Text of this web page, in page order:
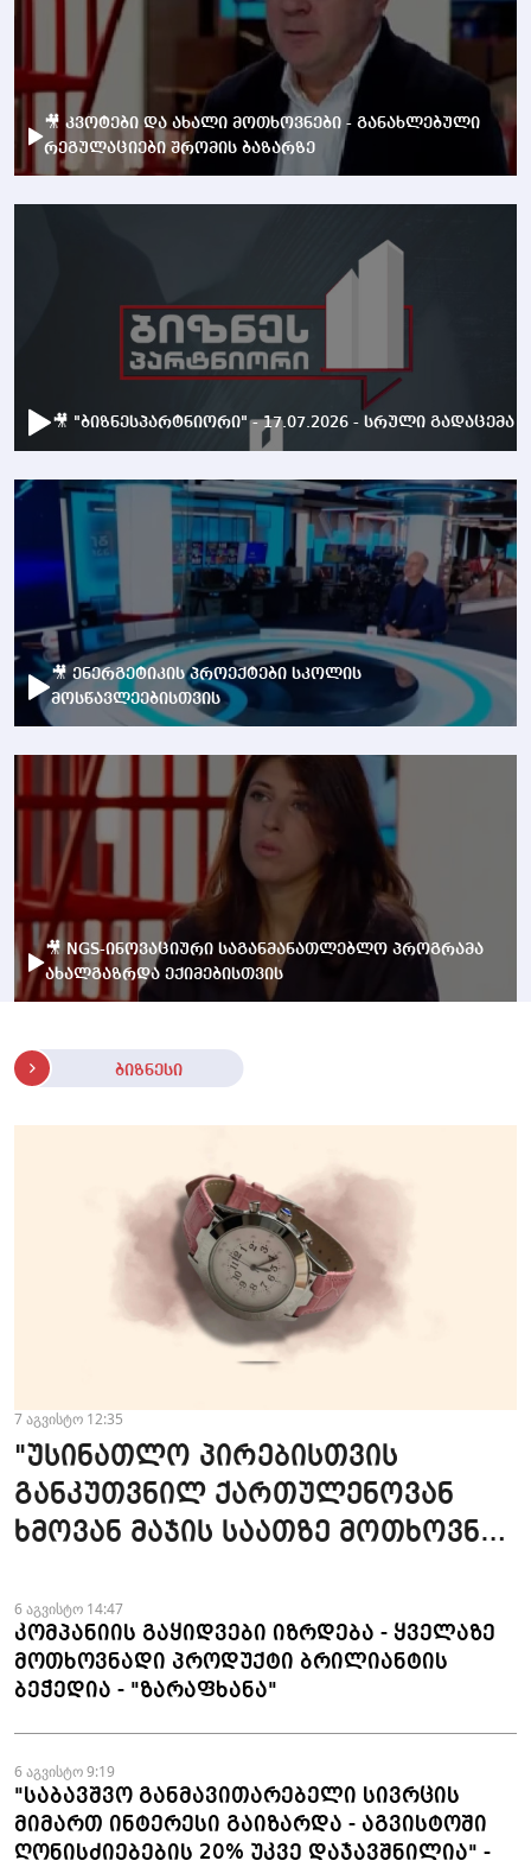
🎥 კვოტები და ახალი მოთხოვნები - განახლებული
რეგულაციები შრომის ბაზარზე
🎥 "ბიზნესპარტნიორი" - 17.07.2026 - სრული გადაცემა
🎥 ენერგეტიკის პროექტები სკოლის
მოსწავლეებისთვის
🎥 NGS-ინოვაციური საგანმანათლებლო პროგრამა
ახალგაზრდა ექიმებისთვის
ბიზნესი
7 აგვისტო 12:35
"უსინათლო პირებისთვის
განკუთვნილ ქართულენოვან
ხმოვან მაჯის საათზე მოთხოვნა
6 აგვისტო 14:47
კომპანიის გაყიდვები იზრდება - ყველაზე
მოთხოვნადი პროდუქტი ბრილიანტის
ბეჭედია - "ზარაფხანა"
6 აგვისტო 9:19
"საბავშვო განმავითარებელი სივრცის
მიმართ ინტერესი გაიზარდა - აგვისტოში
ღონისძიებების 20% უკვე დაჯავშნილია" -